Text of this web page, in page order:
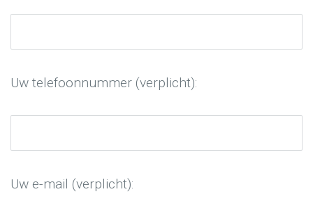
Uw telefoonnummer (verplicht):
Uw e-mail (verplicht):